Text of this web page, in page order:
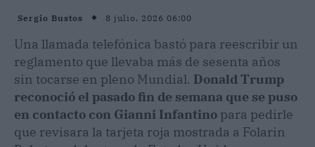
Sergio Bustos 8 julio, 2026 06:00
Una llamada telefónica bastó para reescribir un
reglamento que llevaba más de sesenta años
sin tocarse en pleno Mundial. Donald Trump
reconoció el pasado fin de semana que se puso
en contacto con Gianni Infantino para pedirle
que revisara la tarjeta roja mostrada a Folarin